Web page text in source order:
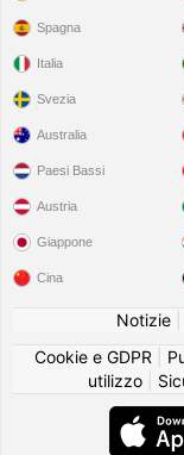
Spagna
Italia
Svezia
Australia
Paesi Bassi
Austria
Giappone
Cina
Notizie|
Cookie e GDPR
utilizzo|